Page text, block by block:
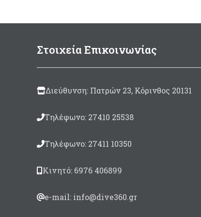
125ml(περιλαμβάνεται
500 gram(περιλαμβάνεται
καταλύτης 50ml)
Στοιχεία Επικοινωνίας
Διεύθυνση: Πατρών 23, Κόρινθος 20131
Τηλέφωνο: 27410 25538
Τηλέφωνο: 27411 10350
Κινητό: 6976 406899
e-mail: info@dive360.gr